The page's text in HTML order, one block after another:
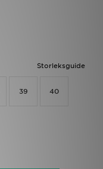
Storleksguide
39 40